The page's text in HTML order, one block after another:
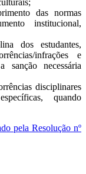
das normas
institucional,
dos estudantes,
infrações e
sanção necessária
disciplinares
quando
pela Resolução nº